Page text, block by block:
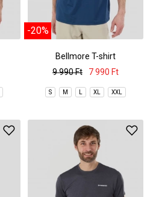
-20%
Bellmore T-shirt
9 990 Ft
7 990 Ft
S M L XL XXL